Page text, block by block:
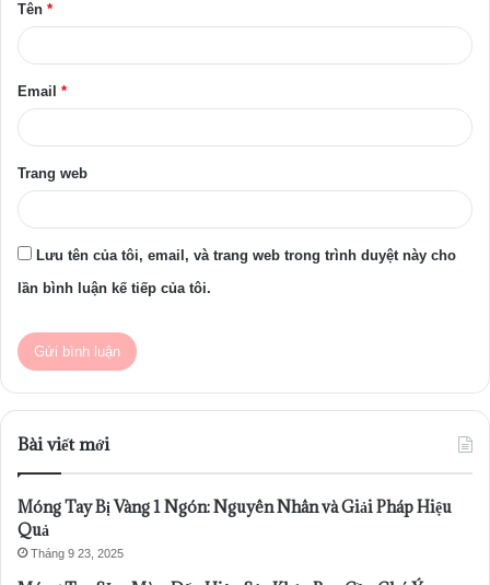
n
Tên *
Email *
Trang web
Lưu tên của tôi, email, và trang web trong trình duyệt này cho
lần bình luận kế tiếp của tôi.
Bài viết mới
Móng Tay Bị Vàng 1 Ngón: Nguyên Nhân và Giải Pháp Hiệu
Quả
Tháng 9 23, 2025